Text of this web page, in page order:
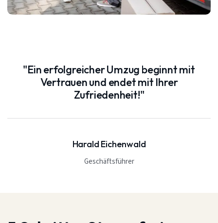
"Ein erfolgreicher Umzug beginnt mit
Vertrauen und endet mit Ihrer
Zufriedenheit!"
Harald Eichenwald
Geschäftsführer